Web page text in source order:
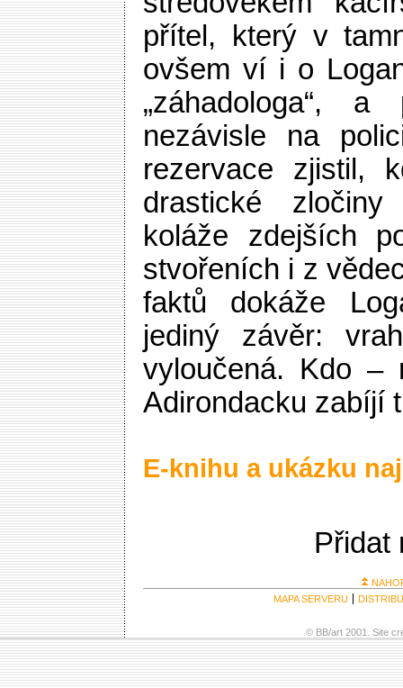
přítel, který v
ovšem ví i o
„záhadologa“,
nezávisle na
rezervace zjistil,
drastické
koláže zdejších
stvořeních i z
faktů dokáže
jediný závěr:
vyloučená. Kdo
Adirondacku zabíjí
E-knihu a ukázku
Přidat
MAPA SERVERU
© BB/art 2001. Site